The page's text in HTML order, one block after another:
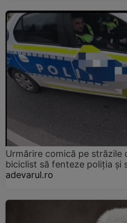
Urmărire comică pe străzile
biciclist să fenteze poliția și
adevarul.ro